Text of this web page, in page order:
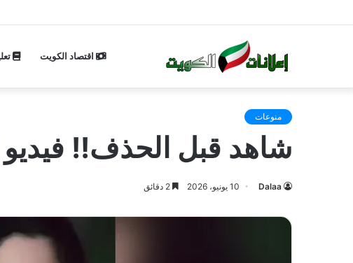
اقتصاد الكويت
منوعات
شاهد قبل الحذف!! فيديو
Dalaa 10 يونيو، 2026